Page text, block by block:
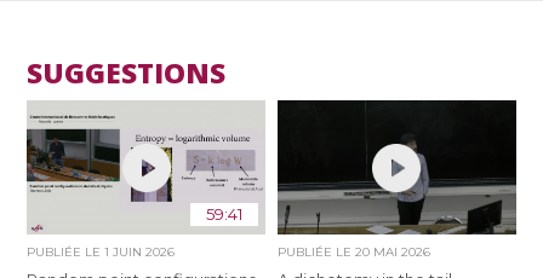
SUGGESTIONS
59:41
PUBLIÉE LE1 JUIN 2026 PUBLIÉE LE 20 MAI 2026